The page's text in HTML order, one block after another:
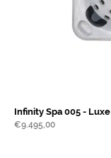
Infinity Spa 005 -
€9.495,00